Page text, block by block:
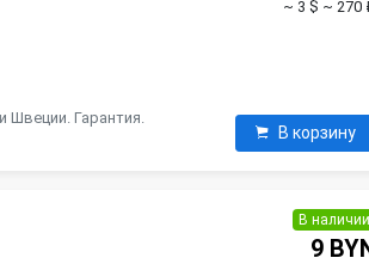
Швеции. Гарантия.
~ 3 $ ~ 270
В корзину
В наличии
9